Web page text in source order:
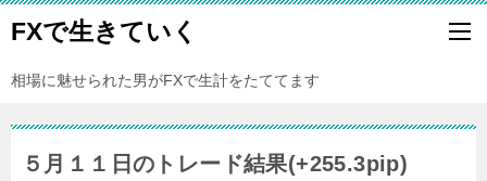
FXで生きていく
相場に魅せられた男がFXで生計をたててます
５月１１日のトレード結果(+255.3pip)